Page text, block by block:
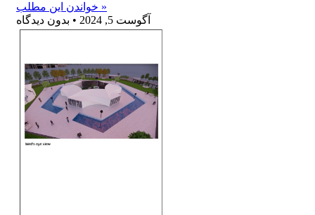
خواندن این مطلب »
آگوست 5, 2024
بدون دیدگاه